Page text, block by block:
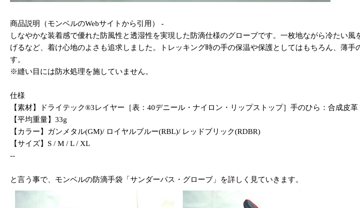
商品説明（モンベルのWebサイトから引用） -
しなやかな装着感で優れた防風性と透湿性を実現した防滴仕様のグローブです。一枚地ながら冷たい
げるなど、着け心地のよさも追求しました。トレッキング時の手の保温や保護としてはもちろん、薄
す。
※縫い目には防水処理を施していません。
仕様
【素材】ドライテック®3レイヤー［表：40デニール・ナイロン・リップストップ］手のひら：合成皮革
【平均重量】33g
【カラー】ガンメタル(GM)/ ロイヤルブルー(RBL)/ レッドブリック(RDBR)
【サイズ】S / M / L / XL
--
と言う事で、モンベルの防滴手袋「サンダーパス・グローブ」を詳しく見ていきます。